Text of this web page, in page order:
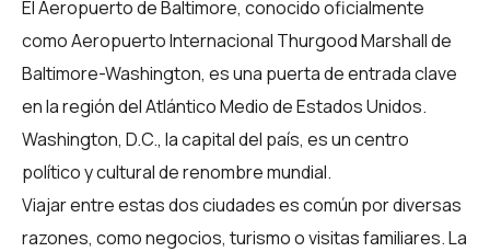
El Aeropuerto de Baltimore, conocido oficialmente
como Aeropuerto Internacional Thurgood Marshall de
Baltimore-Washington, es una puerta de entrada clave
en la región del Atlántico Medio de Estados Unidos.
Washington, D.C., la capital del país, es un centro
político y cultural de renombre mundial.
Viajar entre estas dos ciudades es común por diversas
razones, como negocios, turismo o visitas familiares. La